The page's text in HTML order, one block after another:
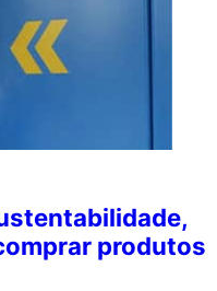
produtos